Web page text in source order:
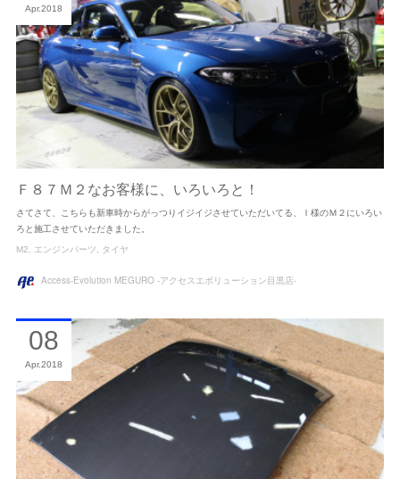
Ｆ８７Ｍ２なお客様に、いろいろと！
さてさて、こちらも新車時からがっつりイジイジさせていただいてる、Ｉ様のＭ２にいろい
ろと施工させていただきました。
Apr 2018
M2 エンジンパーツ タイヤ
Access-Evolution MEGURO -アクセスエボリューション目黒店-
08
Apr 2018